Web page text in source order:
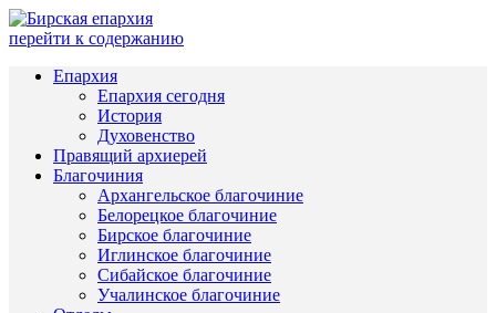
перейти к содержанию
Епархия
Епархия сегодня
История
Духовенство
Правящий архиерей
Благочиния
Архангельское благочиние
Белорецкое благочиние
Бирское благочиние
Иглинское благочиние
Сибайское благочиние
Учалинское благочиние